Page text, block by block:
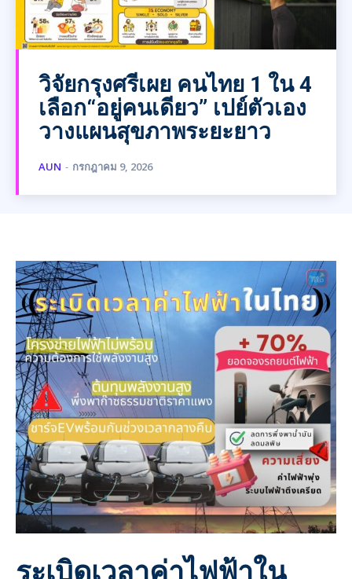
วิจัยกรุงศรีเผย คนไทย 1 ใน 4
เลือก“อยู่คนเดียว” เปย์ตัวเอง
วางแผนสุขภาพระยะยาว
AUN - กรกฎาคม 9, 2026
ระเบิดเวลาค่าไฟฟ้าใน